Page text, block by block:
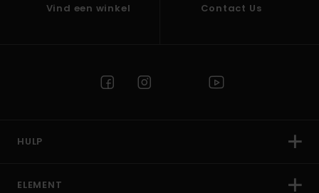
Vind een winkel Contact Us
HULP
ELEMENT